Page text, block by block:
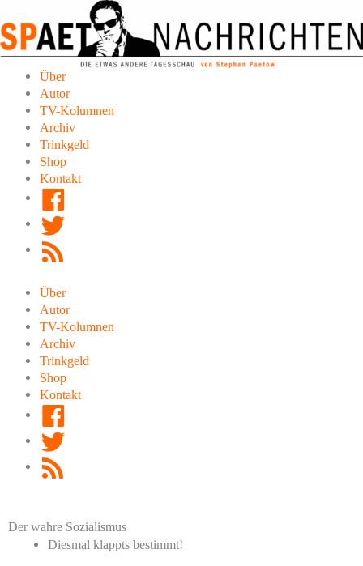
Inhalt
springen
Über
Autor
TV-Kolumnen
Archiv
Trinkgeld
Shop
Kontakt
Über
Autor
TV-Kolumnen
Archiv
Trinkgeld
Shop
Kontakt
Der wahre Sozialismus
Diesmal klappts bestimmt!